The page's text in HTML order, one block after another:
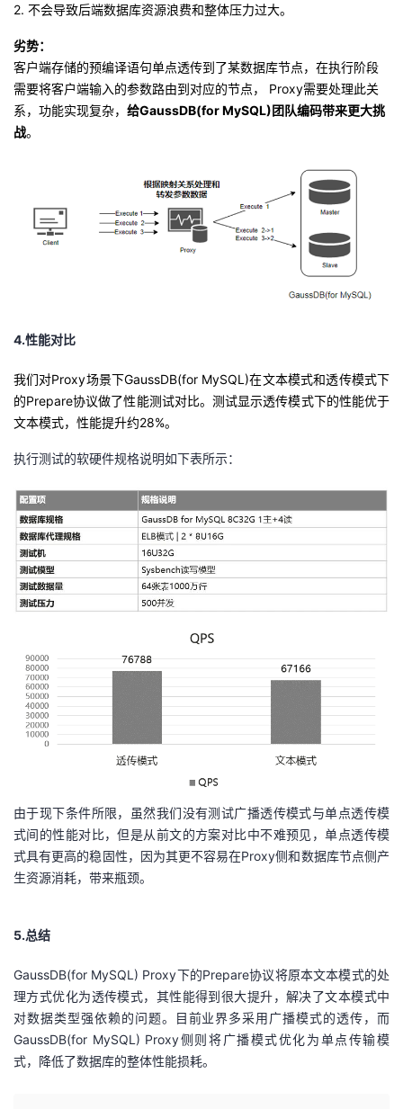
2. 不会导致后端数据库资源浪费和整体压力过大。
劣势：
客户端存储的预编译语句单点透传到了某数据库节点，在执行阶段
需要将客户端输入的参数路由到对应的节点，
Proxy需要处理此关
系，功能实现复杂， 给GaussDB(for MySQL)团队编码带来更大挑
战。
4.性能对比
我们对Proxy场景下GaussDB(for MySQL)在文本模式和透传模式下
的Prepare协议做了性能测试对比。测试显示透传模式下的性能优于
文本模式，性能提升约28%。
执行测试的软硬件规格说明如下表所示：
由于现下条件所限，虽然我们没有测试广播透传模式与单点透传模
式间的性能对比，但是从前文的方案对比中不难预见，单点透传模
式具有更高的稳固性，因为其更不容易在Proxy侧和数据库节点侧产
生资源消耗，带来瓶颈。
5.总结
GaussDB(for MySQL) Proxy下的Prepare协议将原本文本模式的处
理方式优化为透传模式，其性能得到很大提升，解决了文本模式中
对数据类型强依赖的问题。目前业界多采用广播模式的透传，而
GaussDB(for MySQL) Proxy侧则将广播模式优化为单点传输模
式，降低了数据库的整体性能损耗。